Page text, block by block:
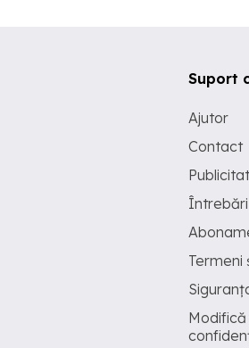
Suport
Ajutor
Contact
Termeni